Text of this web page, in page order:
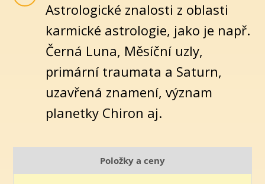
Astrologické znalosti z oblasti
karmické astrologie, jako je např.
Černá Luna, Měsíční uzly,
primární traumata a Saturn,
uzavřená znamení, význam
planetky Chiron aj.
Položky a ceny